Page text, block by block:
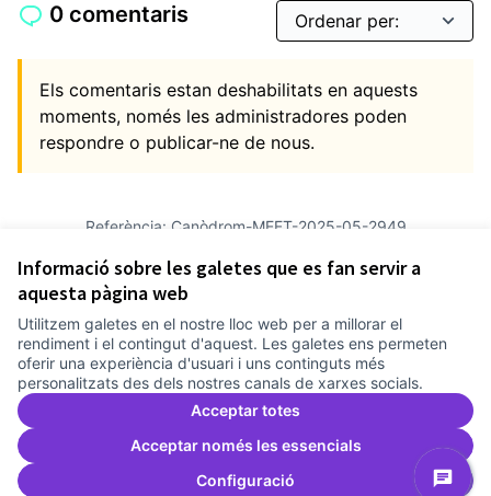
Informació sobre les galetes que es fan servir a
aquesta pàgina web
Utilitzem galetes en el nostre lloc web per a millorar el
rendiment i el contingut d'aquest. Les galetes ens permeten
oferir una experiència d'usuari i uns continguts més
personalitzats des dels nostres canals de xarxes socials.
Acceptar totes
Acceptar només les essencials
Configuració
0 comentaris
Els comentaris estan deshabilitats en aquests
moments, només les administradores poden
respondre o publicar-ne de nous.
Referència: Canòdrom-MEET-2025-05-2949
Afegir al calendari
Termes i condicions d'ús
Configuració de les galetes
Comunitat Canòdrom a Facebook
(Link externo)
Comunitat Canòdrom a Instagram
(Link externo)
Comunitat Canòdrom a YouTube
(Link externo)
Català
Triar la llengua Elegir el idiomaChoose language
(Link externo)